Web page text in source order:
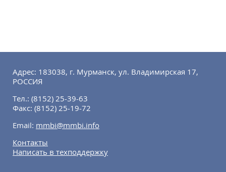
Адрес: 183038, г. Мурманск, ул. Владимирская 17,
РОССИЯ
Тел.: (8152) 25-39-63
Факс: (8152) 25-19-72
Email: mmbi@mmbi.info
Контакты
Написать в техподдержку